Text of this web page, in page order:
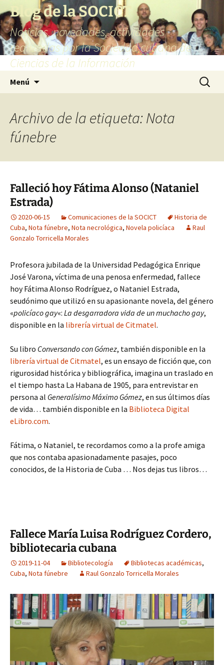
Blog de la SOCICT
Noticias, novedades, actividades
realizadas por la Sociedad cubana de
Ciencias de la Información
Menú Buscar:
Archivo de la etiqueta: Nota
fúnebre
Falleció hoy Fátima Alonso (Nataniel
Estrada)
2020-06-15 Comunicaciones de la SOCICT
Historia de
Cuba, Nota fúnebre, Nota necrológica, Novela policíaca
Raul
Gonzalo Torricella Morales
Profesora jubilada de la Universidad Pedagógica Enrique
José Varona, víctima de una penosa enfermedad, fallece
hoy Fátima Alonso Rodríguez, o Nataniel Estrada,
seudónimo que utilizó en su apasionante novela, del género
«policíaco gay«: La desgarradora vida de un muchacho gay,
disponible en la librería virtual de Citmatel.
Su libro Conversando con Gómez, también disponible en la
librería virtual de Citmatel, es un ensayo de ficción que, con
rigurosidad histórica y bibliográfica, imagina un traslado en
el tiempo hasta La Habana de 1905, para entrevistar en
persona al Generalísimo Máximo Gómez, en sus últimos días
de vida… también disponible en la Biblioteca Digital
eLibro.com.
Fátima, o Nataniel, te recordamos como a la profe amiga
que nos contaba apasionadamente pasajes, poco
conocidos, de la Historia de Cuba … Nos dejas tus libros…
Fallece María Luisa Rodríguez Cordero,
bibliotecaria cubana
2019-11-04 Bibliotecología Bibliotecas académicas,
Cuba, Nota fúnebre Raul Gonzalo Torricella Morales